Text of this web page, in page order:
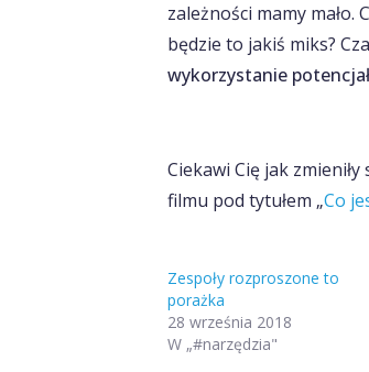
zależności mamy mało.
będzie to jakiś miks?
wykorzystanie
Ciekawi Cię jak
filmu pod tytułem „Co
Zespoły rozproszone to
porażka
28 września 2018
W „#narzędzia"